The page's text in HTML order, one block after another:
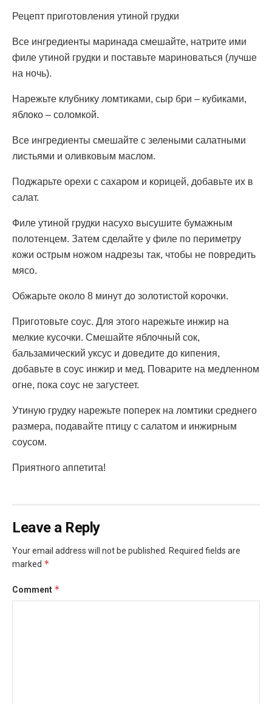
Рецепт приготовления утиной грудки
Все ингредиенты маринада смешайте, натрите ими
филе утиной грудки и поставьте мариноваться (лучше
на ночь).
Нарежьте клубнику ломтиками, сыр бри – кубиками,
яблоко – соломкой.
Все ингредиенты смешайте с зелеными салатными
листьями и оливковым маслом.
Поджарьте орехи с сахаром и корицей, добавьте их в
салат.
Филе утиной грудки насухо высушите бумажным
полотенцем. Затем сделайте у филе по периметру
кожи острым ножом надрезы так, чтобы не повредить
мясо.
Обжарьте около 8 минут до золотистой корочки.
Приготовьте соус. Для этого нарежьте инжир на
мелкие кусочки. Смешайте яблочный сок,
бальзамический уксус и доведите до кипения,
добавьте в соус инжир и мед. Поварите на медленном
огне, пока соус не загустеет.
Утиную грудку нарежьте поперек на ломтики среднего
размера, подавайте птицу с салатом и инжирным
соусом.
Приятного аппетита!
Leave a Reply
Your email address will not be published.
Required fields are
marked *
Comment *